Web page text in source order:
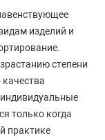
изделий и
степени
только когда
практике